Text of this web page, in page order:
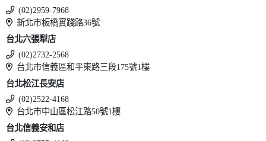
(02)2959-7968
新北市板橋實踐路36號
台北六張犁店
(02)2732-2568
台北市信義區和平東路三段175號1樓
台北松江長安店
(02)2522-4168
台北市中山區松江路50號1樓
台北信義安和店